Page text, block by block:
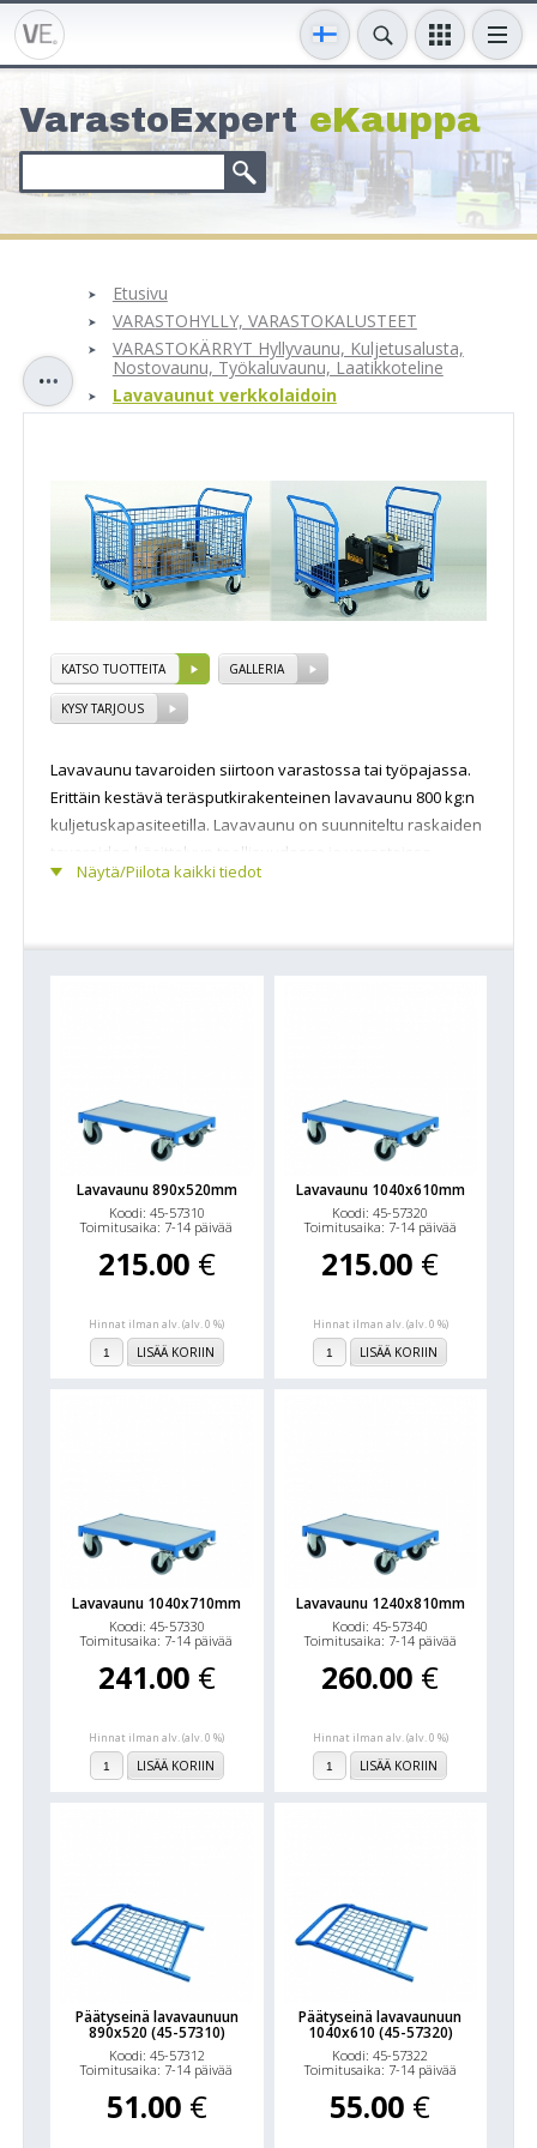
VarastoExperteKauppa
Etusivu
VARASTOHYLLY, VARASTOKALUSTEET
VARASTOKÄRRYT Hyllyvaunu, Kuljetusalusta,
Nostovaunu, Työkaluvaunu, Laatikkoteline
Lavavaunut verkkolaidoin
KATSO TUOTTEITA GALLERIA
KYSY TARJOUS
Näytä/Piilota kaikki tiedot
Lavavaunu tavaroiden siirtoon varastossa tai työpajassa.
Erittäin kestävä teräsputkirakenteinen lavavaunu 800 kg:n
kuljetuskapasiteetilla. Lavavaunu on suunniteltu raskaiden
tavaroiden käsittelyyn teollisuudessa ja varastoissa.
Verkkoseinät voi tarvittaessa helposti nostaa pois.
Lavavaunu 890x520mm
Koodi: 45-57310
Toimitusaika: 7-14 päivää
215.00 €
Hinnat ilman alv. (alv. 0 %)
LISÄÄ KORIIN
Lavavaunu 1040x610mm
Koodi: 45-57320
Toimitusaika: 7-14 päivää
215.00 €
Hinnat ilman alv. (alv. 0 %)
LISÄÄ KORIIN
Lavavaunu 1040x710mm
Koodi: 45-57330
Toimitusaika: 7-14 päivää
241.00 €
Hinnat ilman alv. (alv. 0 %)
LISÄÄ KORIIN
Lavavaunu 1240x810mm
Koodi: 45-57340
Toimitusaika: 7-14 päivää
260.00 €
Hinnat ilman alv. (alv. 0 %)
LISÄÄ KORIIN
Päätyseinä lavavaunuun
890x520 (45-57310)
Koodi: 45-57312
Toimitusaika: 7-14 päivää
51.00 €
Päätyseinä lavavaunuun
1040x610 (45-57320)
Koodi: 45-57322
Toimitusaika: 7-14 päivää
55.00 €